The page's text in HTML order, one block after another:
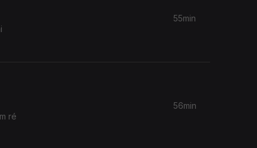
55min
ré
56min